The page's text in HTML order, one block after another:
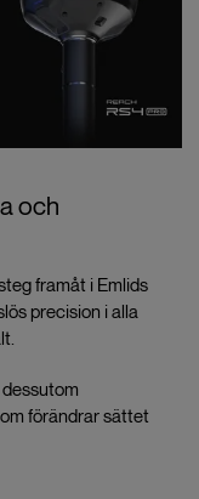
och
framåt i Emlids
precision i alla
förändrar sättet